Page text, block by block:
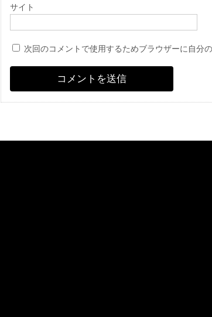
サイト
次回のコメントで使用するためブラウザーに自分